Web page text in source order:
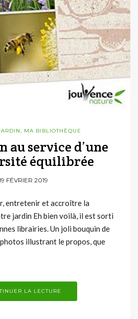
, MA BIBLIOTHÈQUE
au service d’une
équilibrée
FÉVRIER 2019
entretenir et accroître la
jardin Eh bien voilà, il est sorti
librairies. Un joli bouquin de
illustrant le propos, que
LA LECTURE